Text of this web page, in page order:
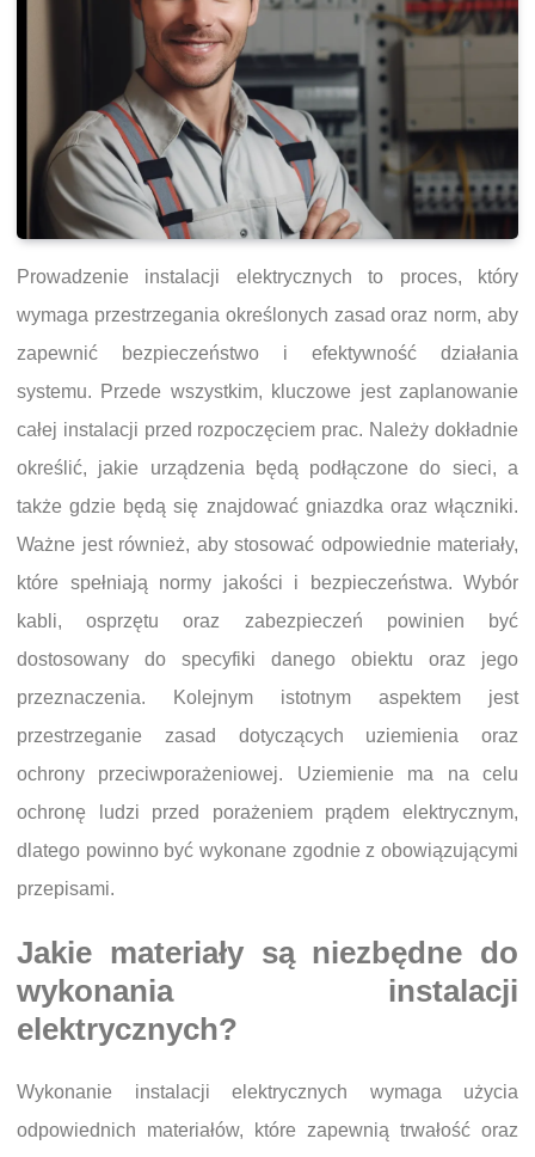
Prowadzenie instalacji elektrycznych to proces, który
wymaga przestrzegania określonych zasad oraz norm, aby
zapewnić bezpieczeństwo i efektywność działania
systemu. Przede wszystkim, kluczowe jest zaplanowanie
całej instalacji przed rozpoczęciem prac. Należy dokładnie
określić, jakie urządzenia będą podłączone do sieci, a
także gdzie będą się znajdować gniazdka oraz włączniki.
Ważne jest również, aby stosować odpowiednie materiały,
które spełniają normy jakości i bezpieczeństwa. Wybór
kabli, osprzętu oraz zabezpieczeń powinien być
dostosowany do specyfiki danego obiektu oraz jego
przeznaczenia. Kolejnym istotnym aspektem jest
przestrzeganie zasad dotyczących uziemienia oraz
ochrony przeciwporażeniowej. Uziemienie ma na celu
ochronę ludzi przed porażeniem prądem elektrycznym,
dlatego powinno być wykonane zgodnie z obowiązującymi
przepisami.
Jakie materiały są niezbędne do
wykonania instalacji
elektrycznych?
Wykonanie instalacji elektrycznych wymaga użycia
odpowiednich materiałów, które zapewnią trwałość oraz